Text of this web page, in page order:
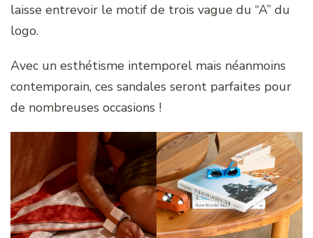
laisse entrevoir le motif de trois vague du “A” du
logo.
Avec un esthétisme intemporel mais néanmoins
contemporain, ces sandales seront parfaites pour
de nombreuses occasions !